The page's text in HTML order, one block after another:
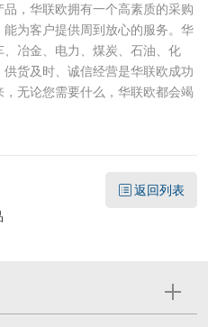
，华联欧拥有一个高素质的采购
为客户提供周到放心的服务。华
冶金、电力、煤炭、石油、化
货及时、诚信经营是华联欧成功
无论您需要什么，华联欧都会竭
返回列表